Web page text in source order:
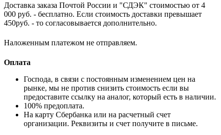
Доставка заказа Почтой России и "СДЭК" стоимостью от 4
000 руб. - бесплатно. Если стоимость доставки превышает
450руб. - то согласовывается дополнительно.
Наложенным платежом не отправляем.
Оплата
Господа, в связи с постоянным изменением цен на
рынке, мы не против снизить стоимость если вы
предоставите ссылку на аналог, который есть в наличии.
100% предоплата.
На карту Сбербанка или на расчетный счет
организации. Реквизиты и счет получите в письме.